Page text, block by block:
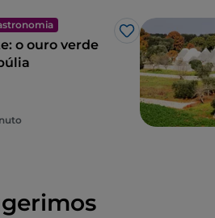
Gosto
o ouro verde